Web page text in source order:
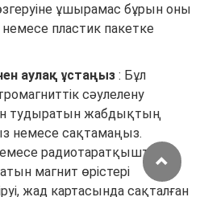
ұшырамас бұрын оны
пластик пакетке
аулақ ұстаңыз : Бұл
сәулелену
тудыратын жабдықтың
немесе сақтамаңыз.
радиотаратқыштар
магнит өрістері
жад картасында сақталған